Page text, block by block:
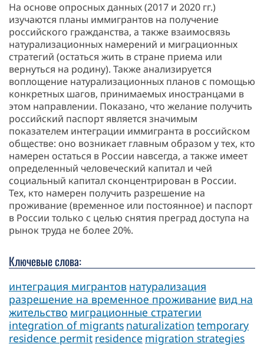
На основе опросных данных (2017 и 2020 гг.)
изучаются планы иммигрантов на получение
российского гражданства, а также взаимосвязь
натурализационных намерений и миграционных
стратегий (остаться жить в стране приема или
вернуться на родину). Также анализируется
воплощение натурализационных планов с помощью
конкретных шагов, принимаемых иностранцами в
этом направлении. Показано, что желание получить
российский паспорт является значимым
показателем интеграции иммигранта в российском
обществе: оно возникает главным образом у тех, кто
намерен остаться в России навсегда, а также имеет
определенный человеческий капитал и чей
социальный капитал сконцентрирован в России.
Тех, кто намерен получить разрешение на
проживание (временное или постоянное) и паспорт
в России только с целью снятия преград доступа на
рынок труда не более 20%.
Ключевые слова:
интеграция мигрантов натурализация
разрешение на временное проживание вид на
жительство миграционные стратегии
integration of migrants naturalization temporary
residence permit residence migration strategies